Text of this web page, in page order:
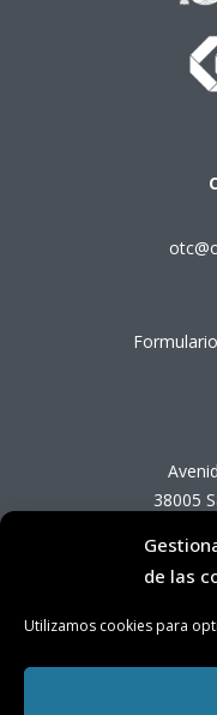
de las
Utilizamos cookies para
38005
Lunes a